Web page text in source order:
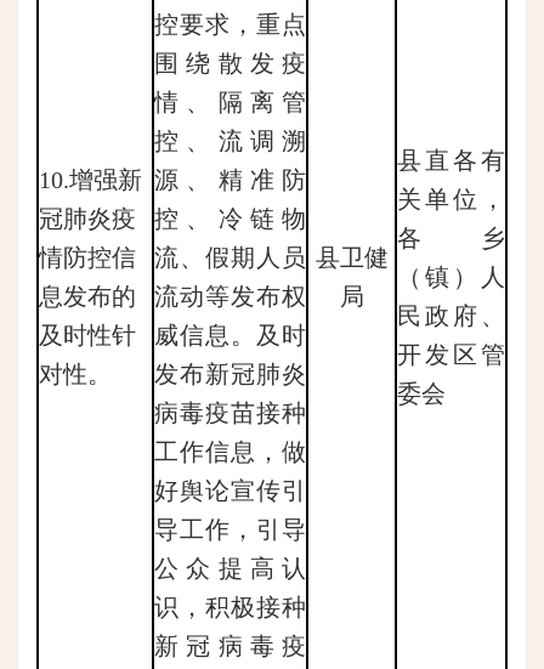
10.增强新
冠肺炎疫
情防控信
息发布的
及时性针
对性。
控要求，重点
围绕散发疫
情、隔离管
控、流调溯
源、精准防
控、冷链物
流、假期人员
流动等发布权
威信息。及时
发布新冠肺炎
病毒疫苗接种
工作信息，做
好舆论宣传引
导工作，引导
公众提高认
识，积极接种
新冠病毒疫
县卫健
局
县直各有
关单位，
各乡
（镇）人
民政府、
开发区管
委会